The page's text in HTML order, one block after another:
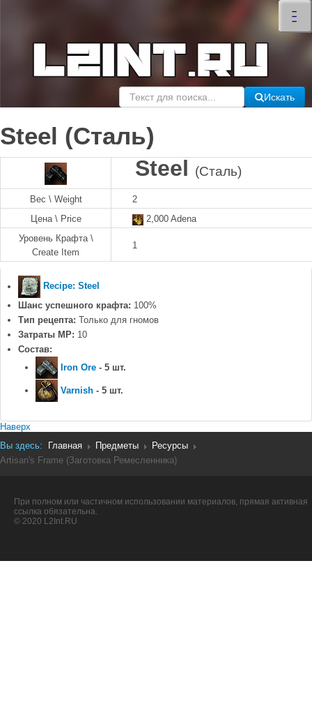
–
–
–
×
Искать
Steel (Сталь)
Steel (Сталь)
Вес \ Weight
2
Цена \ Price
2,000 Adena
Уровень Крафта \
Create Item
1
Recipe: Steel
Шанс успешного крафта: 100%
Тип рецепта: Только для гномов
Затраты MP: 10
Состав:
Iron Ore - 5 шт.
Varnish - 5 шт.
Наверх
Вы здесь:
Главная Предметы
Ресурсы
Artisan's Frame (Заготовка Ремесленника)
При полном или частичном использовании материалов, прямая активная
ссылка обязательна.
© 2020 L2Int.RU